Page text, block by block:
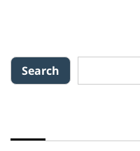
Search